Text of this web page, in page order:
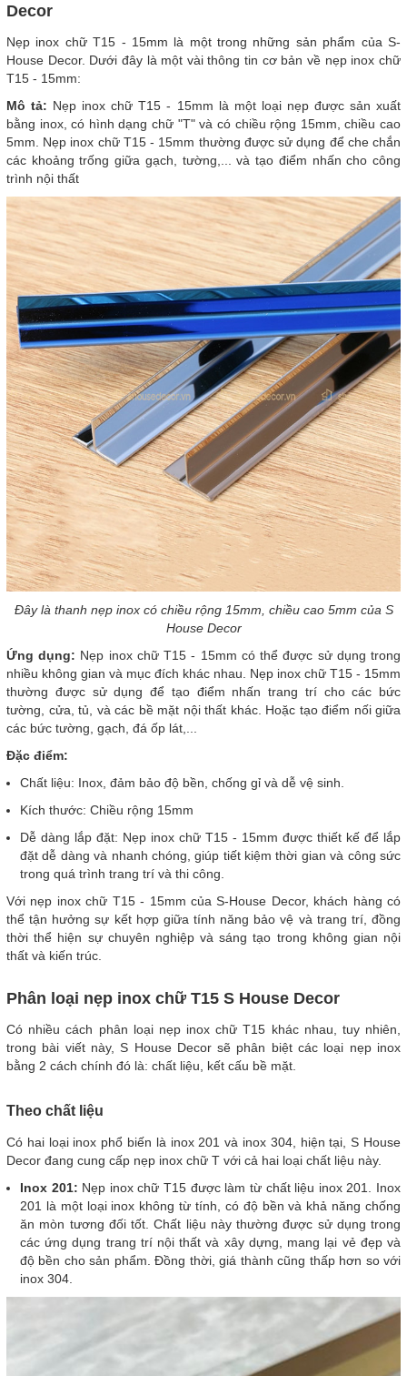
Decor
Nẹp inox chữ T15 - 15mm là một trong những sản phẩm của S-
House Decor. Dưới đây là một vài thông tin cơ bản về nẹp inox chữ
T15 - 15mm:
Mô tả: Nẹp inox chữ T15 - 15mm là một loại nẹp được sản xuất
bằng inox, có hình dạng chữ "T" và có chiều rộng 15mm, chiều cao
5mm. Nẹp inox chữ T15 - 15mm thường được sử dụng để che chắn
các khoảng trống giữa gạch, tường,... và tạo điểm nhấn cho công
trình nội thất
Đây là thanh nẹp inox có chiều rộng 15mm, chiều cao 5mm của S
House Decor
Ứng dụng: Nẹp inox chữ T15 - 15mm có thể được sử dụng trong
nhiều không gian và mục đích khác nhau. Nẹp inox chữ T15 - 15mm
thường được sử dụng để tạo điểm nhấn trang trí cho các bức
tường, cửa, tủ, và các bề mặt nội thất khác. Hoặc tạo điểm nối giữa
các bức tường, gạch, đá ốp lát,...
Đặc điểm:
Chất liệu: Inox, đảm bảo độ bền, chống gỉ và dễ vệ sinh.
Kích thước: Chiều rộng 15mm
Dễ dàng lắp đặt: Nẹp inox chữ T15 - 15mm được thiết kế để lắp
đặt dễ dàng và nhanh chóng, giúp tiết kiệm thời gian và công sức
trong quá trình trang trí và thi công.
Với nẹp inox chữ T15 - 15mm của S-House Decor, khách hàng có
thể tận hưởng sự kết hợp giữa tính năng bảo vệ và trang trí, đồng
thời thể hiện sự chuyên nghiệp và sáng tạo trong không gian nội
thất và kiến trúc.
Phân loại nẹp inox chữ T15 S House Decor
Có nhiều cách phân loại nẹp inox chữ T15 khác nhau, tuy nhiên,
trong bài viết này, S House Decor sẽ phân biệt các loại nẹp inox
bằng 2 cách chính đó là: chất liệu, kết cấu bề mặt.
Theo chất liệu
Có hai loại inox phổ biến là inox 201 và inox 304, hiện tại, S House
Decor đang cung cấp nẹp inox chữ T với cả hai loại chất liệu này.
Inox 201: Nẹp inox chữ T15 được làm từ chất liệu inox 201. Inox
201 là một loại inox không từ tính, có độ bền và khả năng chống
ăn mòn tương đối tốt. Chất liệu này thường được sử dụng trong
các ứng dụng trang trí nội thất và xây dựng, mang lại vẻ đẹp và
độ bền cho sản phẩm. Đồng thời, giá thành cũng thấp hơn so với
inox 304.